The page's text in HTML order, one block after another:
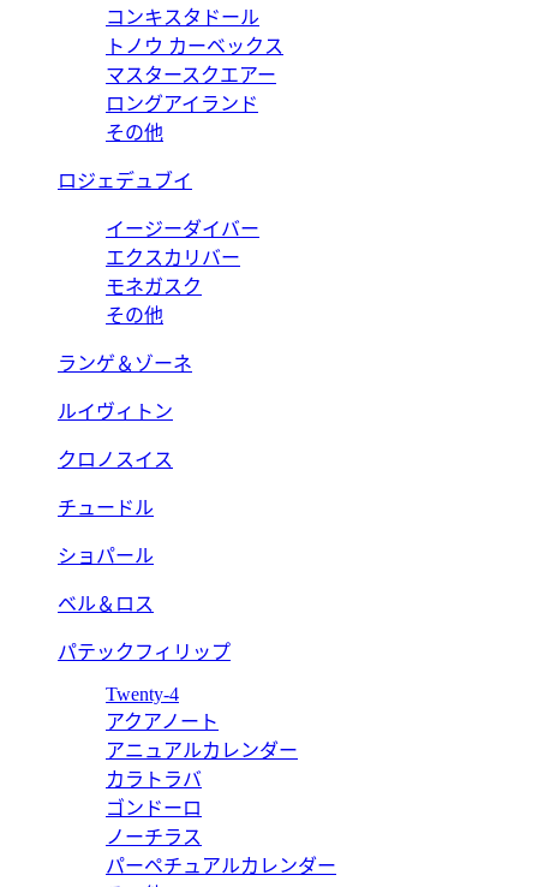
コンキスタドール
トノウ カーベックス
マスタースクエアー
ロングアイランド
その他
ロジェデュブイ
イージーダイバー
エクスカリバー
モネガスク
その他
ランゲ＆ゾーネ
ルイヴィトン
クロノスイス
チュードル
ショパール
ベル＆ロス
パテックフィリップ
Twenty-4
アクアノート
アニュアルカレンダー
カラトラバ
ゴンドーロ
ノーチラス
パーペチュアルカレンダー